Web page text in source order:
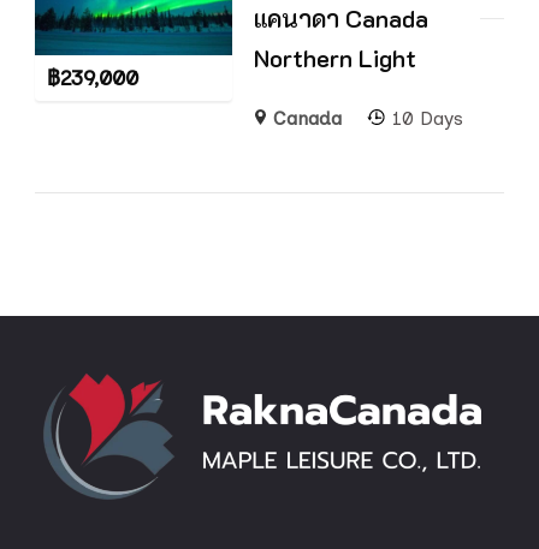
฿239,000
แคนาดา Canada
Northern Light
Canada 10 Days